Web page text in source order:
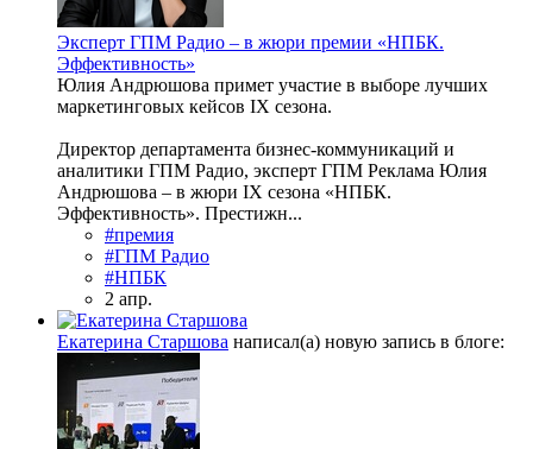
Эксперт ГПМ Радио – в жюри премии «НПБК.
Эффективность»
Юлия Андрюшова примет участие в выборе лучших
маркетинговых кейсов IX сезона.
Директор департамента бизнес-коммуникаций и
аналитики ГПМ Радио, эксперт ГПМ Реклама Юлия
Андрюшова – в жюри IX сезона «НПБК.
Эффективность». Престижн...
#премия
#ГПМ Радио
#НПБК
2 апр.
Екатерина Старшова написал(а) новую запись в блоге: